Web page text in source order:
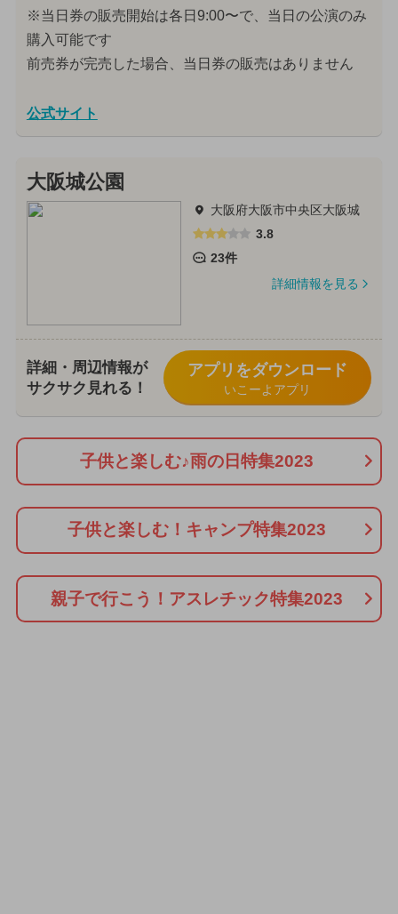
※当日券の販売開始は各日9:00〜で、当日の公演のみ
購入可能です
前売券が完売した場合、当日券の販売はありません
公式サイト
大阪城公園
大阪府大阪市中央区大阪城
3.8
23件
詳細情報を見る
詳細・周辺情報が
サクサク見れる！
アプリをダウンロード
いこーよアプリ
子供と楽しむ♪雨の日特集2023
子供と楽しむ！キャンプ特集2023
親子で行こう！アスレチック特集2023